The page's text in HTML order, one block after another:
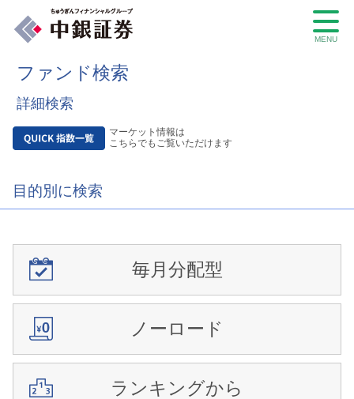
MENU
ファンド検索
詳細検索
マーケット情報は
こちらでもご覧いただけます
目的別に検索
毎月分配型
ノーロード
ランキングから